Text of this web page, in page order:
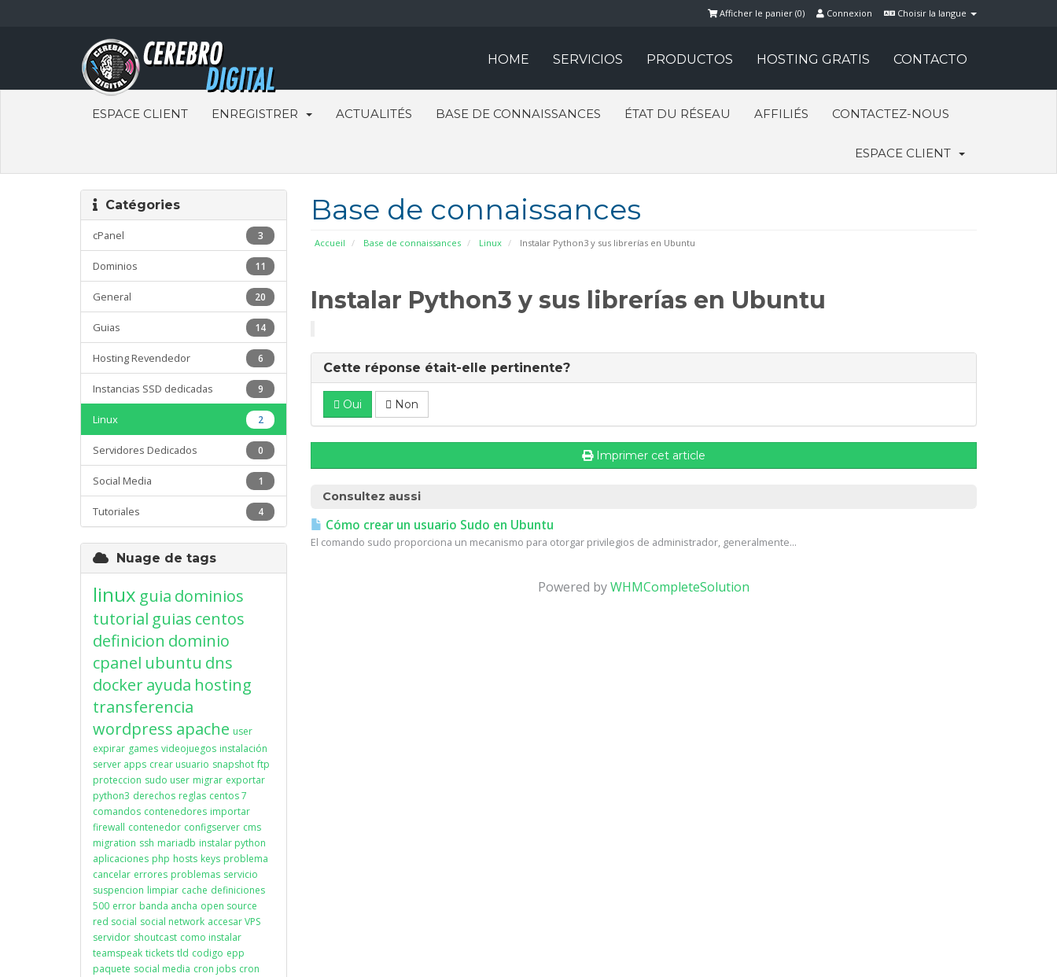
Choisir la langue
Connexion
Afficher le panier (0)
HOME SERVICIOS PRODUCTOS HOSTING GRATIS CONTACTO
ESPACE CLIENT ENREGISTRER ACTUALITÉS BASE DE CONNAISSANCES ÉTAT DU RÉSEAU AFFILIÉS CONTACTEZ-NOUS
ESPACE CLIENT
Base de connaissances
Accueil Base de connaissances Linux Instalar Python3 y sus librerías en Ubuntu
Catégories
3
cPanel
11
Dominios
20
General
14
Guias
6
Hosting Revendedor
9
Instancias SSD dedicadas
2
Linux
0
Servidores Dedicados
1
Social Media
4
Tutoriales
Instalar Python3 y sus librerías en Ubuntu
Cette réponse était-elle pertinente?
Oui Non
Imprimer cet article
Consultez aussi
Cómo crear un usuario Sudo en Ubuntu
El comando sudo proporciona un mecanismo para otorgar privilegios de administrador, generalmente...
Powered byWHMCompleteSolution
Nuage de tags
linux guia dominios
tutorial guias centos
definicion dominio
cpanel ubuntu dns
dockerayuda hosting
transferencia
wordpress apache user
expirar games videojuegos instalación
server apps crear usuario snapshot ftp
proteccion sudo user migrar exportar
python3 derechos reglas centos 7
comandos contenedores importar
firewall contenedor configserver cms
migration ssh mariadb instalar python
aplicaciones php hosts keys problema
cancelar errores problemas servicio
suspencion limpiar cache definiciones
500 error banda ancha open source
red social social network accesar VPS
servidor shoutcast como instalar
teamspeak tickets tld codigo epp
paquete social media cron jobs cron